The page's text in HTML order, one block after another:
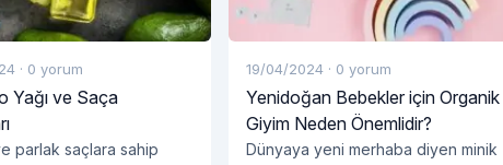
· 0 yorum
Yağı ve Saça
parlak saçlara sahip
19/04/2024 · 0 yorum
Yenidoğan Bebekler için Organik
Giyim Neden Önemlidir?
Dünyaya yeni merhaba diyen minik